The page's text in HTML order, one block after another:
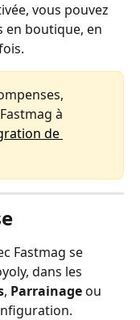
vous pouvez
en boutique, en
à
de
Fastmag se
dans les
, Parrainage ou